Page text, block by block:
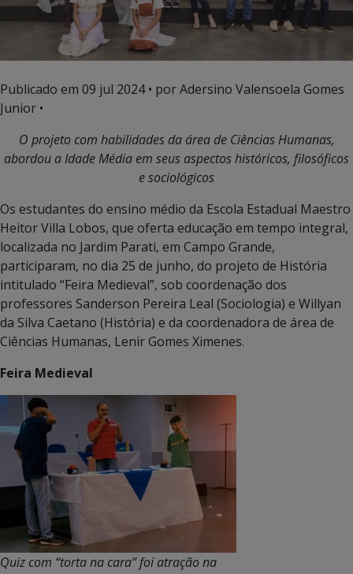
Publicado em 09 jul 2024• por Adersino Valensoela Gomes
Junior •
O projeto com habilidades da área de Ciências Humanas,
abordou a Idade Média em seus aspectos históricos, filosóficos
e sociológicos
Os estudantes do ensino médio da Escola Estadual Maestro
Heitor Villa Lobos, que oferta educação em tempo integral,
localizada no Jardim Parati, em Campo Grande,
participaram, no dia 25 de junho, do projeto de História
intitulado “Feira Medieval”, sob coordenação dos
professores Sanderson Pereira Leal (Sociologia) e Willyan
da Silva Caetano (História) e da coordenadora de área de
Ciências Humanas, Lenir Gomes Ximenes.
Feira Medieval
Quiz com “torta na cara” foi atração na